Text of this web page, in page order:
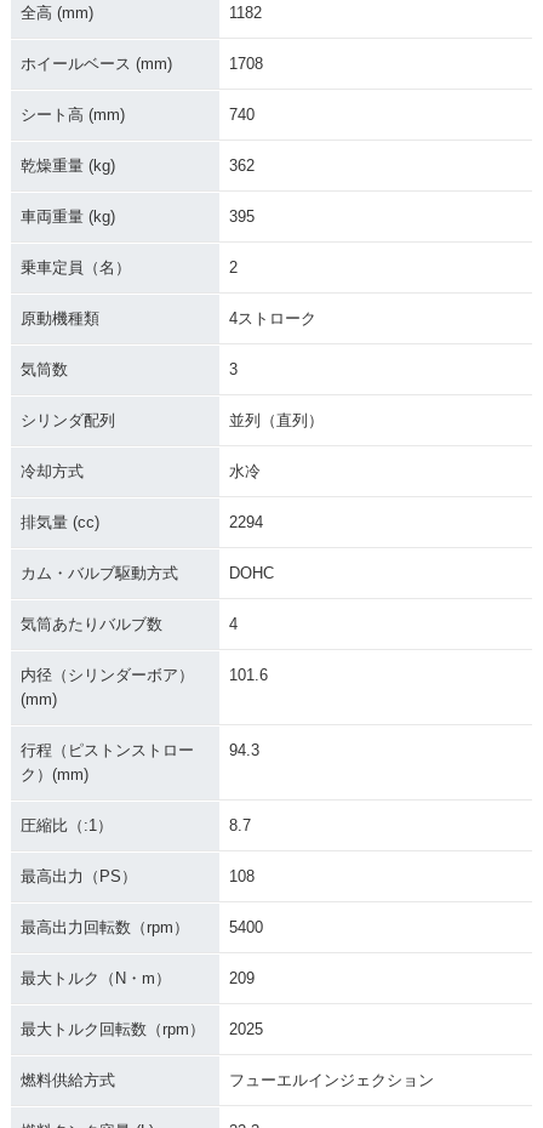
全高 (mm) 1182
ホイールベース (mm) 1708
シート高 (mm) 740
乾燥重量 (kg) 362
車両重量 (kg) 395
乗車定員（名） 2
原動機種類 4ストローク
気筒数 3
シリンダ配列 並列（直列）
冷却方式 水冷
排気量 (cc) 2294
カム・バルブ駆動方式 DOHC
気筒あたりバルブ数 4
内径（シリンダーボア）
(mm)
101.6
行程（ピストンストロー
ク）(mm)
94.3
圧縮比（:1） 8.7
最高出力（PS） 108
最高出力回転数（rpm） 5400
最大トルク（N・m） 209
最大トルク回転数（rpm） 2025
燃料供給方式 フューエルインジェクション